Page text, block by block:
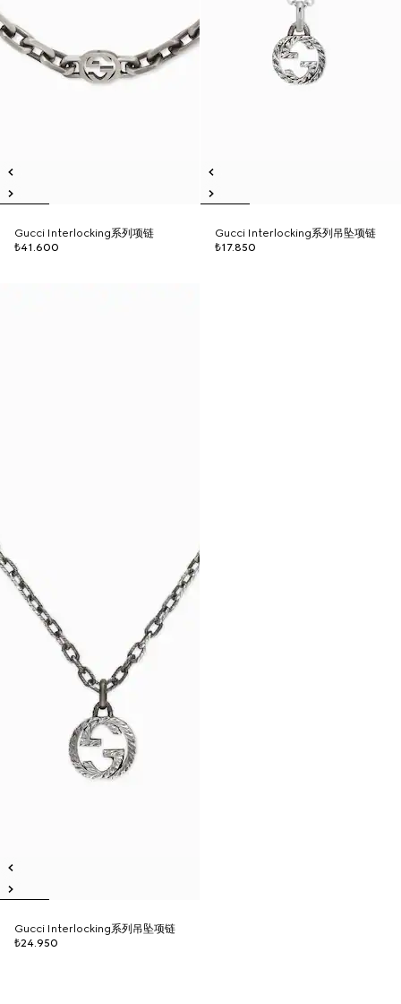
Gucci Interlocking系列项链
₺41.600
Gucci Interlocking系列吊坠项链
₺17.850
Gucci Interlocking系列吊坠项链
₺24.950